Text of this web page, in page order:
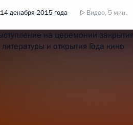
14 декабря 2015 года Видео, 5 мин.